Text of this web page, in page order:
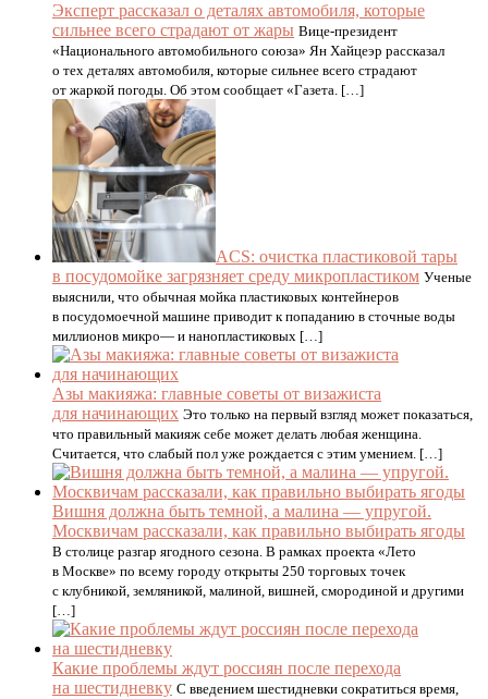
Эксперт рассказал о деталях автомобиля, которые
сильнее всего страдают от жары Вице-президент
«Национального автомобильного союза» Ян Хайцеэр рассказал
о тех деталях автомобиля, которые сильнее всего страдают
от жаркой погоды. Об этом сообщает «Газета. […]
ACS: очистка пластиковой тары
в посудомойке загрязняет среду микропластиком Ученые
выяснили, что обычная мойка пластиковых контейнеров
в посудомоечной машине приводит к попаданию в сточные воды
миллионов микро— и нанопластиковых […]
Азы макияжа: главные советы от визажиста
для начинающих Это только на первый взгляд может показаться,
что правильный макияж себе может делать любая женщина.
Считается, что слабый пол уже рождается с этим умением. […]
Вишня должна быть темной, а малина — упругой.
Москвичам рассказали, как правильно выбирать ягоды
В столице разгар ягодного сезона. В рамках проекта «Лето
в Москве» по всему городу открыты 250 торговых точек
с клубникой, земляникой, малиной, вишней, смородиной и другими
[…]
Какие проблемы ждут россиян после перехода
на шестидневку С введением шестидневки сократиться время,